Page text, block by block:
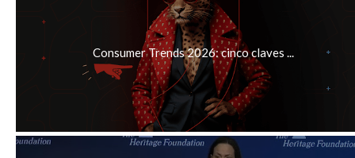
Consumer Trends 2026: cinco claves ...